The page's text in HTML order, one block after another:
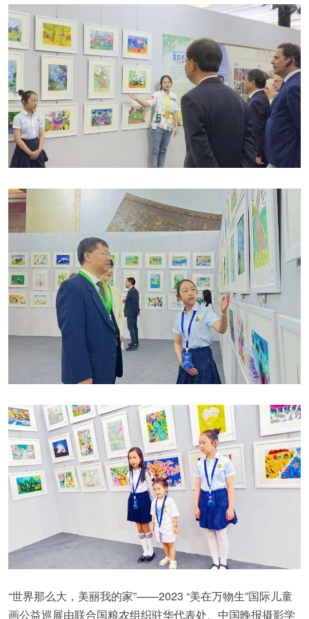
“世界那么大，美丽我的家”——2023 “美在万物生”国际儿童
画公益巡展由联合国粮农组织驻华代表处、中国晚报摄影学